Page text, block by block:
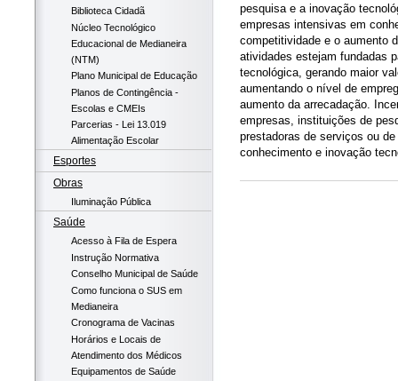
Biblioteca Cidadã
Núcleo Tecnológico
Educacional de Medianeira
(NTM)
Plano Municipal de Educação
Planos de Contingência -
Escolas e CMEIs
Parcerias - Lei 13.019
Alimentação Escolar
Esportes
Obras
Iluminação Pública
Saúde
Acesso à Fila de Espera
Instrução Normativa
Conselho Municipal de Saúde
Como funciona o SUS em
Medianeira
Cronograma de Vacinas
Horários e Locais de
Atendimento dos Médicos
Equipamentos de Saúde
pesquisa e a inovação
empresas intensivas em
competitividade e o aumento
atividades estejam fundadas
tecnológica, gerando maior
aumentando o nível de
aumento da arrecadação.
empresas, instituições de
prestadoras de serviços ou
conhecimento e inovação